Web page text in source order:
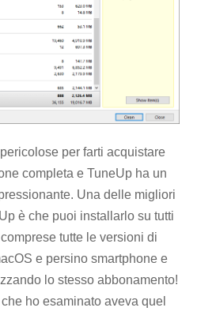
per farti acquistare
completa e TuneUp ha un
Una delle migliori
è che puoi installarlo su tutti
tutte le versioni di
e persino smartphone e
lo stesso abbonamento!
ho esaminato aveva quel